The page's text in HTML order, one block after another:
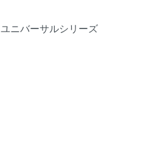
ユニバーサルシリーズ